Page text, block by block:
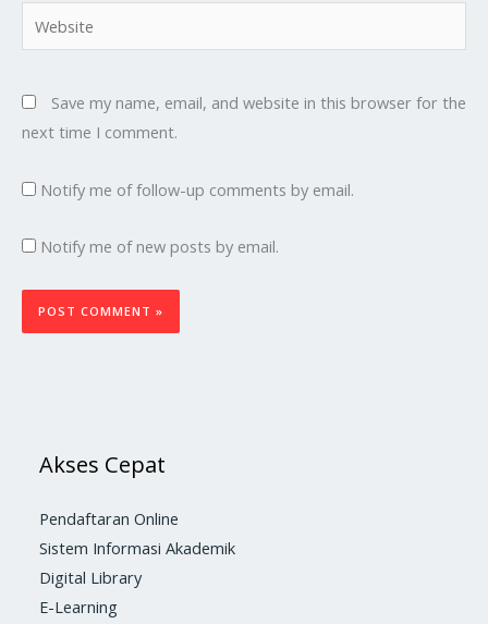
Save my name, email, and website in this browser for the
next time I comment.
Notify me of follow-up comments by email.
Notify me of new posts by email.
Akses Cepat
Pendaftaran Online
Sistem Informasi Akademik
Digital Library
E-Learning